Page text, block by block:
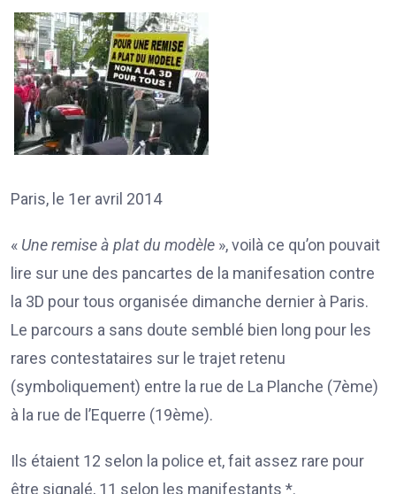
Paris, le 1er avril 2014
« Une remise à plat du modèle », voilà ce qu’on pouvait
lire sur une des pancartes de la manifesation contre
la 3D pour tous organisée dimanche dernier à Paris.
Le parcours a sans doute semblé bien long pour les
rares contestataires sur le trajet retenu
(symboliquement) entre la rue de La Planche (7ème)
à la rue de l’Equerre (19ème).
Ils étaient 12 selon la police et, fait assez rare pour
être signalé, 11 selon les manifestants *.